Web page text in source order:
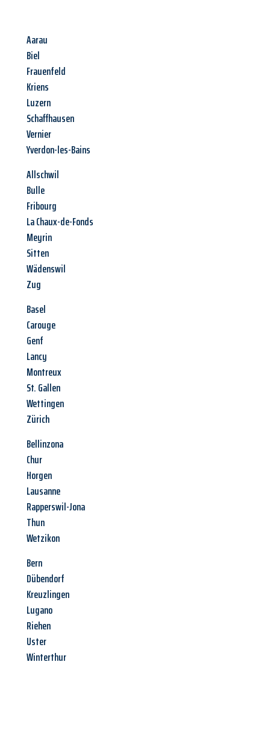
Aarau
Biel
Frauenfeld
Kriens
Luzern
Schaffhausen
Vernier
Yverdon-les-Bains
Allschwil
Bulle
Fribourg
La Chaux-de-Fonds
Meyrin
Sitten
Wädenswil
Zug
Basel
Carouge
Genf
Lancy
Montreux
St. Gallen
Wettingen
Zürich
Bellinzona
Chur
Horgen
Lausanne
Rapperswil-Jona
Thun
Wetzikon
Bern
Dübendorf
Kreuzlingen
Lugano
Riehen
Uster
Winterthur